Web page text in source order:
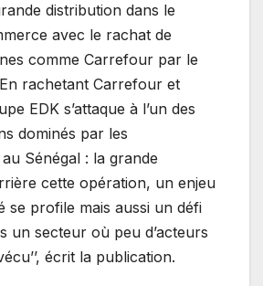
distribution dans le
avec le rachat de
comme Carrefour par le
rachetant Carrefour et
EDK s’attaque à l’un des
dominés par les
Sénégal : la grande
cette opération, un enjeu
se profile mais aussi un défi
un secteur où peu d’acteurs
écrit la publication.